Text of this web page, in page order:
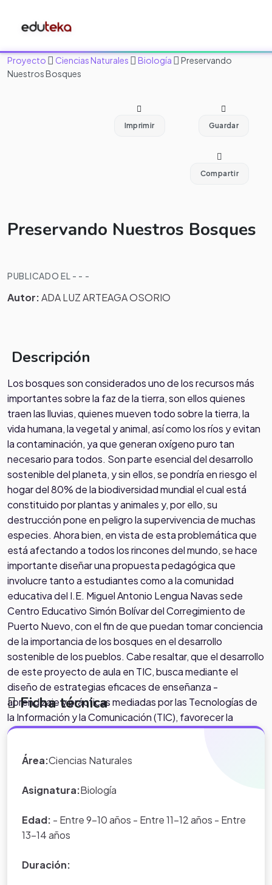
Proyecto Ciencias Naturales Biología
Preservando
Nuestros Bosques
Imprimir Guardar
Compartir
Preservando Nuestros Bosques
PUBLICADO EL - - -
Autor:ADA LUZ ARTEAGA OSORIO
Descripción
Los bosques son considerados uno de los recursos más
importantes sobre la faz de la tierra, son ellos quienes
traen las lluvias, quienes mueven todo sobre la tierra, la
vida humana, la vegetal y animal, así como los ríos y evitan
la contaminación, ya que generan oxígeno puro tan
necesario para todos. Son parte esencial del desarrollo
sostenible del planeta, y sin ellos, se pondría en riesgo el
hogar del 80% de la biodiversidad mundial el cual está
constituido por plantas y animales y, por ello, su
destrucción pone en peligro la supervivencia de muchas
especies. Ahora bien, en vista de esta problemática que
está afectando a todos los rincones del mundo, se hace
importante diseñar una propuesta pedagógica que
involucre tanto a estudiantes como a la comunidad
educativa del I.E. Miguel Antonio Lengua Navas sede
Centro Educativo Simón Bolívar del Corregimiento de
Puerto Nuevo, con el fin de que puedan tomar conciencia
de la importancia de los bosques en el desarrollo
sostenible de los pueblos. Cabe resaltar, que el desarrollo
de este proyecto de aula en TIC, busca mediante el
diseño de estrategias eficaces de enseñanza -
aprendizaje y prácticas mediadas por las Tecnologías de
la Información y la Comunicación (TIC), favorecer la
ordenación forestal sostenible y el retroceso de la
de investigación • ¿Qué tipos de conductas ocasionadas
especies forestales? • ¿Cómo podría incorporarse las TIC
promover en la comunidad educativa prácticas de uso
sostenible de los bosques?
Ficha técnica
Área:Ciencias Naturales
Asignatura:Biología
Edad: - Entre 9-10 años - Entre 11-12 años - Entre
13-14 años
Duración: